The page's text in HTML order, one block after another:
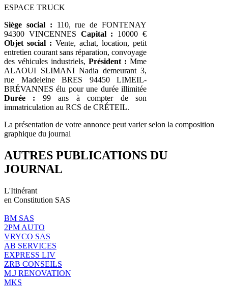
ESPACE TRUCK
Siège social : 110, rue de FONTENAY
94300 VINCENNES Capital : 10000 €
Objet social : Vente, achat, location, petit
entretien courant sans réparation, convoyage
des véhicules industriels, Président : Mme
ALAOUI SLIMANI Nadia demeurant 3,
rue Madeleine BRES 94450 LIMEIL-
BRÉVANNES élu pour une durée illimitée
Durée : 99 ans à compter de son
immatriculation au RCS de CRÉTEIL.
La présentation de votre annonce peut varier selon la composition
graphique du journal
AUTRES PUBLICATIONS DU
JOURNAL
L'Itinérant
en Constitution SAS
BM SAS
2PM AUTO
VRYCO SAS
AB SERVICES
EXPRESS LIV
ZRB CONSEILS
M.J RENOVATION
MKS